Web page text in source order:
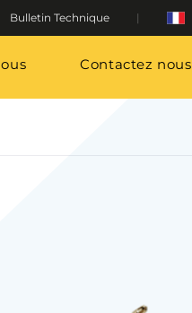
Bulletin Technique
Contactez nous